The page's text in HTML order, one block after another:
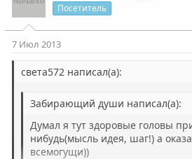
Посетитель
7 Июл 2013
света572 написал(а):
Забирающий души написал(а):
Думал я тут здоровые головы
нибудь(мысль идея, шаг!) а
всемогущи))